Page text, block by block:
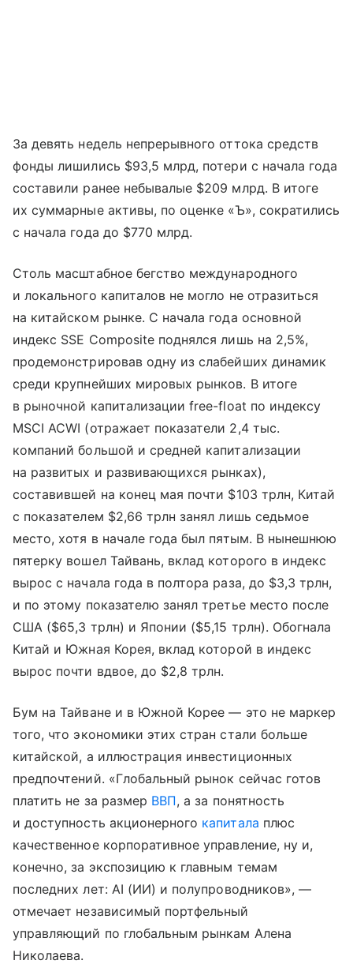
За девять недель непрерывного оттока средств
фонды лишились $93,5 млрд, потери с начала года
составили ранее небывалые $209 млрд. В итоге
их суммарные активы, по оценке «Ъ», сократились
с начала года до $770 млрд.
Столь масштабное бегство международного
и локального капиталов не могло не отразиться
на китайском рынке. С начала года основной
индекс SSE Composite поднялся лишь на 2,5%,
продемонстрировав одну из слабейших динамик
среди крупнейших мировых рынков. В итоге
в рыночной капитализации free-float по индексу
MSCI ACWI (отражает показатели 2,4 тыс.
компаний большой и средней капитализации
на развитых и развивающихся рынках),
составившей на конец мая почти $103 трлн, Китай
с показателем $2,66 трлн занял лишь седьмое
место, хотя в начале года был пятым. В нынешнюю
пятерку вошел Тайвань, вклад которого в индекс
вырос с начала года в полтора раза, до $3,3 трлн,
и по этому показателю занял третье место после
США ($65,3 трлн) и Японии ($5,15 трлн). Обогнала
Китай и Южная Корея, вклад которой в индекс
вырос почти вдвое, до $2,8 трлн.
Бум на Тайване и в Южной Корее — это не маркер
того, что экономики этих стран стали больше
китайской, а иллюстрация инвестиционных
предпочтений. «Глобальный рынок сейчас готов
платить не за размер ВВП, а за понятность
и доступность акционерного капитала плюс
качественное корпоративное управление, ну и,
конечно, за экспозицию к главным темам
последних лет: AI (ИИ) и полупроводников», —
отмечает независимый портфельный
управляющий по глобальным рынкам Алена
Николаева.